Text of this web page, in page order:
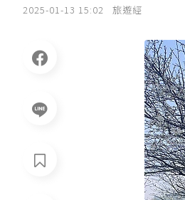
2025-01-13 15:02 旅遊經